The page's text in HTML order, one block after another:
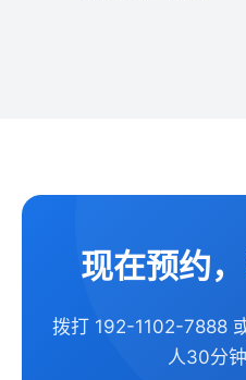
现在预约，
拨打 192-1102-7888
人30分